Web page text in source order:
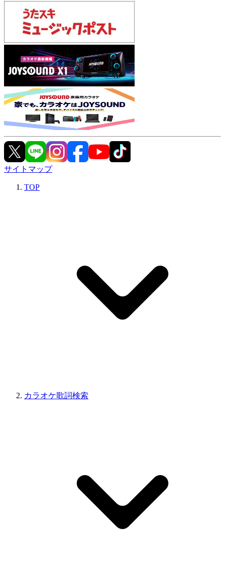
サイトマップ
TOP
カラオケ歌詞検索